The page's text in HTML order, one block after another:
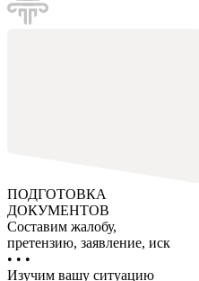
ПОДГОТОВКА
ДОКУМЕНТОВ
Составим жалобу,
претензию, заявление, иск
• • •
Изучим вашу ситуацию